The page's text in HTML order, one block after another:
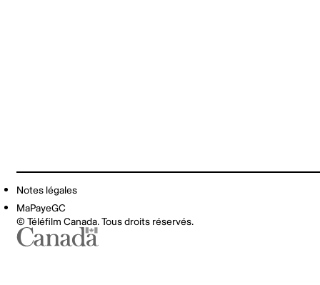
Notes légales
MaPayeGC
© Téléfilm Canada. Tous droits réservés.